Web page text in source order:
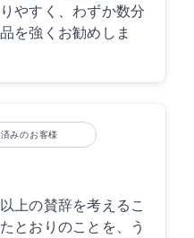
やすく、わずか数分
を強くお勧めしま
みのお客様
上の賛辞を考えるこ
とおりのことを、う